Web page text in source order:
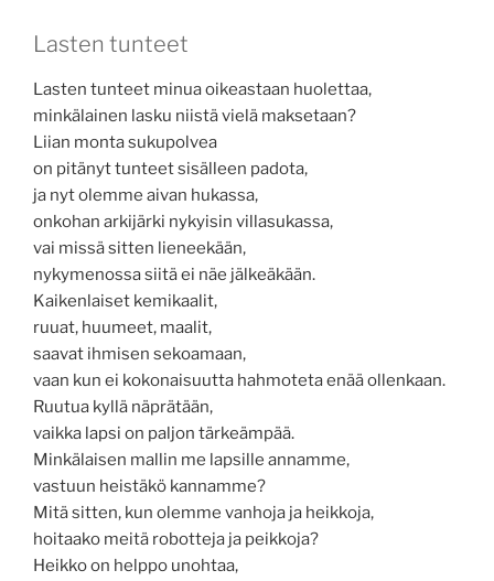
Lasten tunteet
Lasten tunteet minua oikeastaan huolettaa,
minkälainen lasku niistä vielä maksetaan?
Liian monta sukupolvea
on pitänyt tunteet sisälleen padota,
ja nyt olemme aivan hukassa,
onkohan arkijärki nykyisin villasukassa,
vai missä sitten lieneekään,
nykymenossa siitä ei näe jälkeäkään.
Kaikenlaiset kemikaalit,
ruuat, huumeet, maalit,
saavat ihmisen sekoamaan,
vaan kun ei kokonaisuutta hahmoteta enää ollenkaan.
Ruutua kyllä näprätään,
vaikka lapsi on paljon tärkeämpää.
Minkälaisen mallin me lapsille annamme,
vastuun heistäkö kannamme?
Mitä sitten, kun olemme vanhoja ja heikkoja,
hoitaako meitä robotteja ja peikkoja?
Heikko on helppo unohtaa,